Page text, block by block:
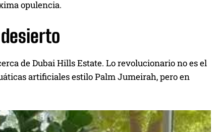
opulencia.
de Dubai Hills Estate. Lo revolucionario no es el
artificiales estilo Palm Jumeirah, pero en